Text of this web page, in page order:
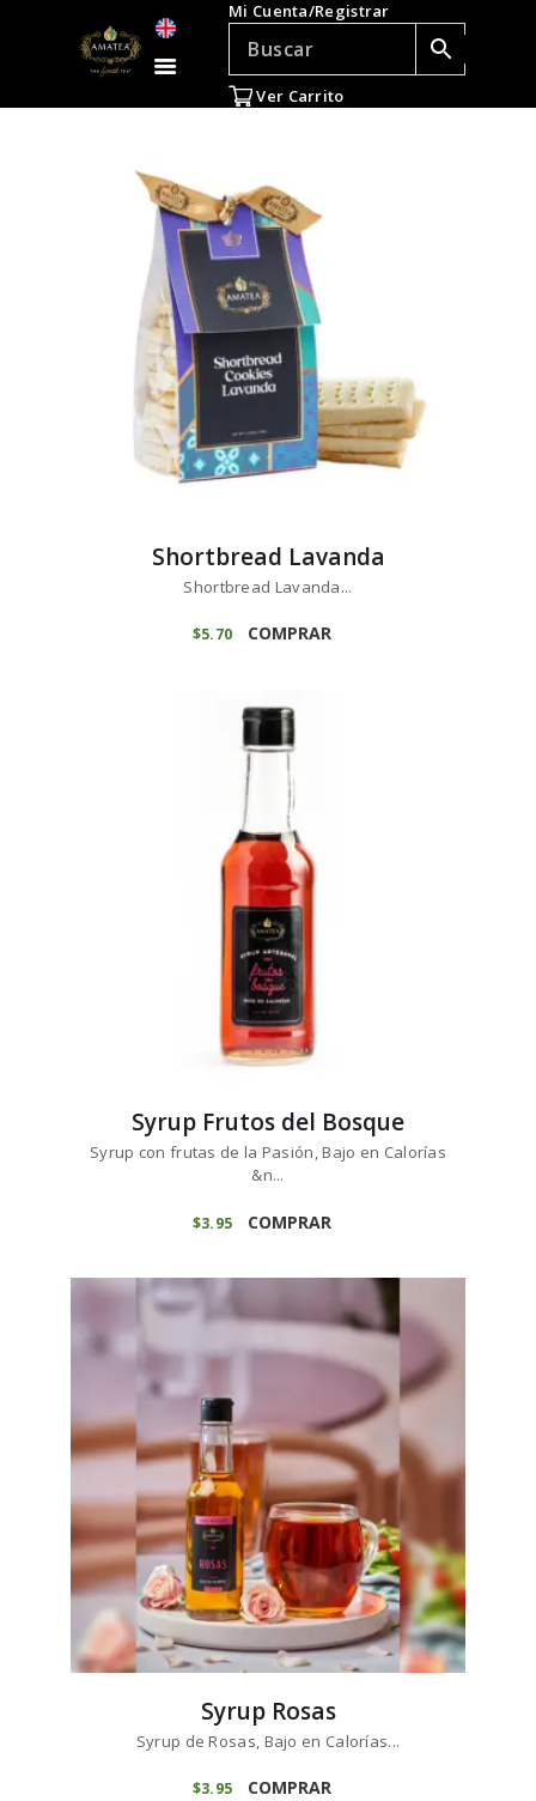
Mi Cuenta/Registrar
Ver Carrito
TÉ E INFUSIONES
ACCESORIOS
REGALOS
OFERTAS
VENTAS AL POR
MAYOR
EN
Shortbread Lavanda
Shortbread Lavanda...
$5 70 COMPRAR
Syrup Frutos del Bosque
Syrup con frutas de la Pasión, Bajo en Calorías
&n...
$3 95 COMPRAR
Syrup Rosas
Syrup de Rosas, Bajo en Calorías...
$3 95 COMPRAR